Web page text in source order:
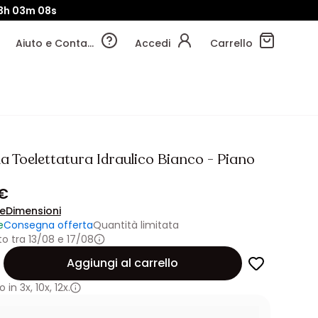
03m 07s
Aiuto e Contatti Accedi Carrello
Toelettatura Idraulico Bianco - Piano
Dimensioni
Consegna offertaQuantità limitata
tra 13/08 e 17/08
Aggiungi al carrello
in 3x, 10x, 12x.